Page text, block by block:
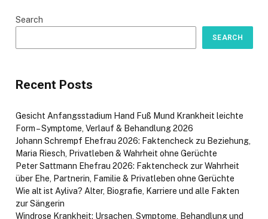
Search
SEARCH
Recent Posts
Gesicht Anfangsstadium Hand Fuß Mund Krankheit leichte
Form – Symptome, Verlauf & Behandlung 2026
Johann Schrempf Ehefrau 2026: Faktencheck zu Beziehung,
Maria Riesch, Privatleben & Wahrheit ohne Gerüchte
Peter Sattmann Ehefrau 2026: Faktencheck zur Wahrheit
über Ehe, Partnerin, Familie & Privatleben ohne Gerüchte
Wie alt ist Ayliva? Alter, Biografie, Karriere und alle Fakten
zur Sängerin
Windrose Krankheit: Ursachen, Symptome, Behandlung und